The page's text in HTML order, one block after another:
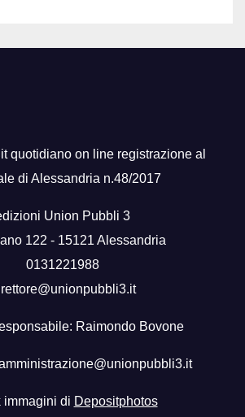
quotidiano on line registrazione al
di Alessandria n.48/2017
Union Pubbli 3
122 - 15121 Alessandria
0131221988
Raimondo Bovone
immagini di Depositphotos